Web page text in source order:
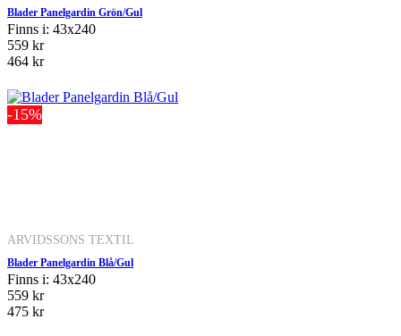
Blader Panelgardin Grön/Gul
Finns i: 43x240
559 kr
464 kr
-15%
ARVIDSSONS TEXTIL
Blader Panelgardin Blå/Gul
Finns i: 43x240
559 kr
475 kr